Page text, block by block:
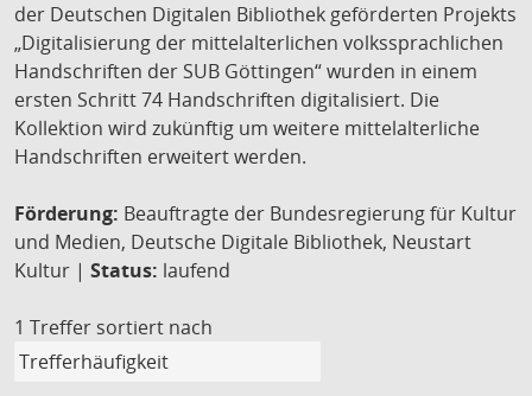
der Deutschen Digitalen Bibliothek geförderten Projekts
„Digitalisierung der mittelalterlichen volkssprachlichen
Handschriften der SUB Göttingen“ wurden in einem
ersten Schritt 74 Handschriften digitalisiert. Die
Kollektion wird zukünftig um weitere mittelalterliche
Handschriften erweitert werden.
Förderung: Beauftragte der Bundesregierung für Kultur
und Medien, Deutsche Digitale Bibliothek, Neustart
Kultur | Status: laufend
1 Treffer sortiert nach